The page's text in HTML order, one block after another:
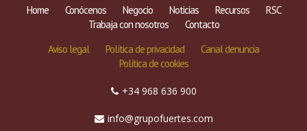
Home Conócenos Negocio Noticias Recursos
RSC
Trabaja con nosotros
Contacto
Aviso legal
Política de privacidad
Canal denuncia
Política de cookies
+34 968 636 900
info@grupofuertes.com